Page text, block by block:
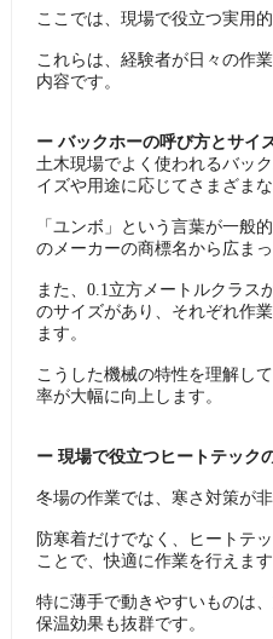
ここでは、現場で役立つ実用
これらは、経験者が日々の作
内容です。
ー バックホーの呼び方とサイ
土木現場でよく使われるバッ
イズや用途に応じてさまざま
「ユンボ」という言葉が一般
のメーカーの商標名から広まっ
また、0.1立方メートルクラス
のサイズがあり、それぞれ作
ます。
こうした機械の特性を理解し
率が大幅に向上します。
ー 現場で役立つヒートテック
冬場の作業では、寒さ対策が非
防寒着だけでなく、ヒートテ
ことで、快適に作業を行えます
特に薄手で動きやすいものは
保温効果も抜群です。